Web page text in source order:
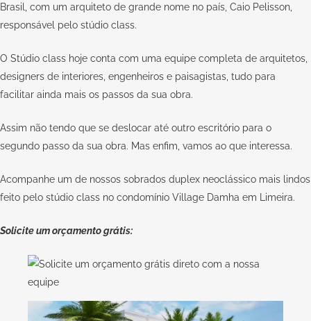
Brasil, com um arquiteto de grande nome no país, Caio Pelisson,
responsável pelo stúdio class.
O Stúdio class hoje conta com uma equipe completa de arquitetos,
designers de interiores, engenheiros e paisagistas, tudo para
facilitar ainda mais os passos da sua obra.
Assim não tendo que se deslocar até outro escritório para o
segundo passo da sua obra. Mas enfim, vamos ao que interessa.
Acompanhe um de nossos sobrados duplex neoclássico mais lindos
feito pelo stúdio class no condomínio Village Damha em Limeira.
Solicite um orçamento grátis: